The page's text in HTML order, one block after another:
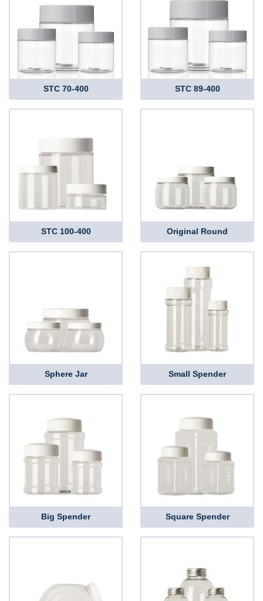
STC 70-400 STC 89-400
STC 100-400 Original Round
Sphere Jar Small Spender
Big Spender Square Spender